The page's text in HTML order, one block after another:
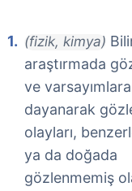
(fizik, kimya)
araştırmada
ve varsayımlara
dayanarak
olayları,
ya da doğada
gözlenmemiş